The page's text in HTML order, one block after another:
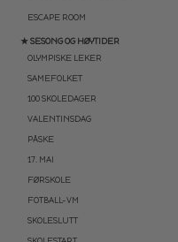
ESCAPE ROOM
★ SESONG OG HØYTIDER
OLYMPISKE LEKER
SAMEFOLKET
100 SKOLEDAGER
VALENTINSDAG
PÅSKE
17. MAI
FØRSKOLE
FOTBALL-VM
SKOLESLUTT